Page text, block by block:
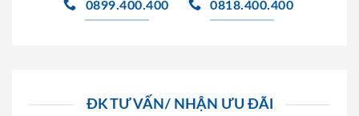
0899.400.400 0818.400.400
ĐK TƯ VẤN/ NHẬN ƯU ĐÃI